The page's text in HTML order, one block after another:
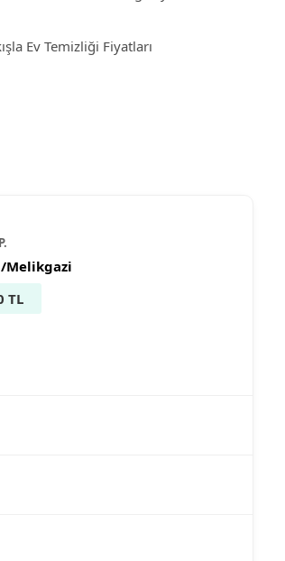
Ev Temizliği Fiyatları
Melikgazi
TL